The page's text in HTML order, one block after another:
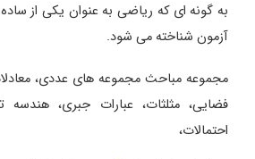
به گونه ای که ریاضی به عنوان یکی از
آزمون شناخته می شود.
مجموعه مباحث مجموعه های عددی،
فضایی، مثلثات، عبارات جبری، هندسه
احتمالات،